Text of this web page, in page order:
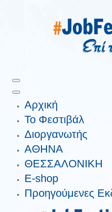
Αρχική
Το Φεστιβάλ
Διοργανωτής
ΑΘΗΝΑ
ΘΕΣΣΑΛΟΝΙΚΗ
E-shop
Προηγούμενες